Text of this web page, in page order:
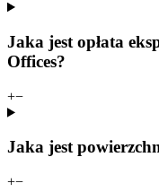
Jaka jest opłata
Offices?
+−
Jaka jest
+−